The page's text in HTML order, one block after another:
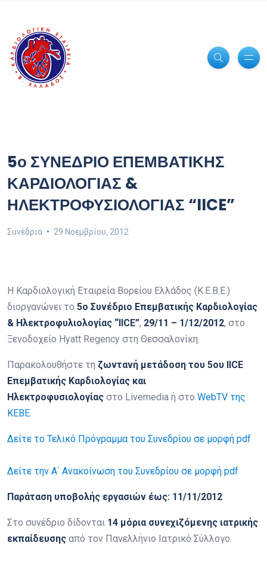
5ο ΣΥΝΕΔΡΙΟ ΕΠΕΜΒΑΤΙΚΗΣ
ΚΑΡΔΙΟΛΟΓΙΑΣ &
ΗΛΕΚΤΡΟΦΥΣΙΟΛΟΓΙΑΣ “IICE”
Συνέδρια 29 Νοεμβρίου, 2012
Η Καρδιολογική Εταιρεία Βορείου Ελλάδος (Κ.Ε.Β.Ε.)
διοργανώνει το 5ο Συνέδριο Επεμβατικής Καρδιολογίας
& Ηλεκτροφυλιολογίας “IICE”, 29/11 – 1/12/2012, στο
Ξενοδοχείο Hyatt Regency στη Θεσσαλονίκη.
Παρακολουθήστε τη ζωντανή μετάδοση του 5ου IICE
Επεμβατικής Καρδιολογίας και
Ηλεκτροφυσιολογίας στο Livemedia ή στο WebTV της
ΚΕΒΕ
Δείτε το Τελικό Πρόγραμμα του Συνεδρίου σε μορφή pdf
Δείτε την Α΄ Ανακοίνωση του Συνεδρίου σε μορφή pdf
Παράταση υποβολής εργασιών έως: 11/11/2012
Στο συνέδριο δίδονται 14 μόρια συνεχιζόμενης ιατρικής
εκπαίδευσης από τον Πανελλήνιο Ιατρικό Σύλλογο.